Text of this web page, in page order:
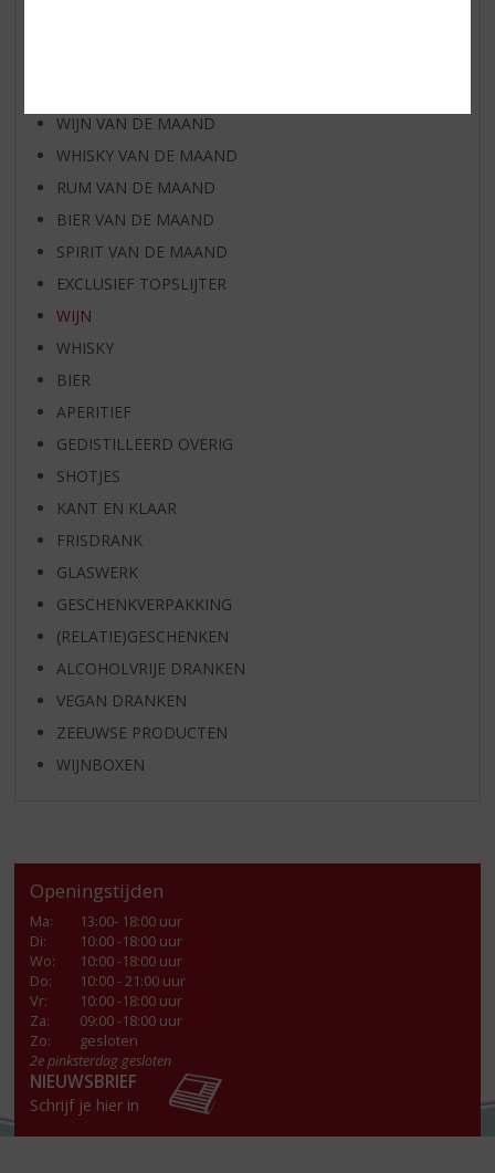
WIJN VAN DE MAAND
WHISKY VAN DE MAAND
RUM VAN DE MAAND
BIER VAN DE MAAND
SPIRIT VAN DE MAAND
EXCLUSIEF TOPSLIJTER
WIJN
WHISKY
BIER
APERITIEF
GEDISTILLEERD OVERIG
SHOTJES
KANT EN KLAAR
FRISDRANK
GLASWERK
GESCHENKVERPAKKING
(RELATIE)GESCHENKEN
ALCOHOLVRIJE DRANKEN
VEGAN DRANKEN
ZEEUWSE PRODUCTEN
WIJNBOXEN
Openingstijden
Ma:
13:00- 18:00 uur
Di:
10:00 -18:00 uur
Wo:
10:00 -18:00 uur
Do:
10:00 - 21:00 uur
Vr:
10:00 -18:00 uur
Za:
09:00 -18:00 uur
Zo:
gesloten
2e pinksterdag gesloten
NIEUWSBRIEF
Schrijf je hier in